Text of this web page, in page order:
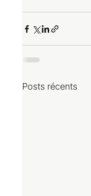
Posts récents